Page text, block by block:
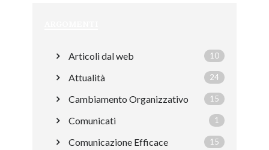
Articoli dal web 10
Attualità 24
Cambiamento Organizzativo 15
Comunicati 1
Comunicazione Efficace 15